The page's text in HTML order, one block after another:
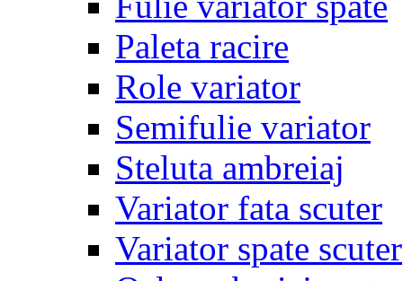
Paleta racire
Role variator
Semifulie variator
Steluta ambreiaj
Variator fata scuter
Variator spate scuter